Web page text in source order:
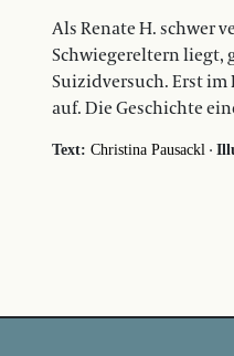
Als Renate H. schwer
Schwiegereltern liegt,
Suizidversuch. Erst
auf. Die Geschichte
Text: Christina Pausackl ·